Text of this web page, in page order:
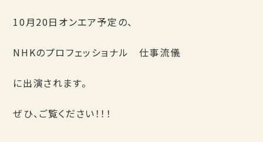
10月20日オンエア予定の、
NHKのプロフェッショナル 仕事流儀
に出演されます。
ぜひ、ご覧ください！！！